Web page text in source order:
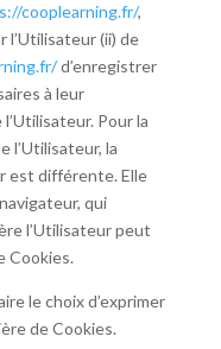
cooplearning.fr/,
l’Utilisateur (ii) de
d’enregistrer
à leur
Pour la
l’Utilisateur, la
est différente. Elle
qui
l’Utilisateur peut
Cookies.
le choix d’exprimer
de Cookies.